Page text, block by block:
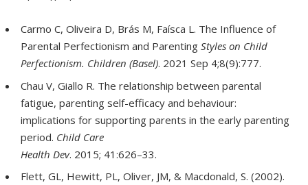
Carmo C, Oliveira D, Brás M, Faísca L. The Influence of
Parental Perfectionism and Parenting Styles on Child
Perfectionism. Children (Basel). 2021 Sep 4;8(9):777.
Chau V, Giallo R. The relationship between parental
fatigue, parenting self-efficacy and behaviour:
implications for supporting parents in the early parenting
period. Child Care
Health Dev. 2015; 41:626–33.
Flett, GL, Hewitt, PL, Oliver, JM, & Macdonald, S. (2002).